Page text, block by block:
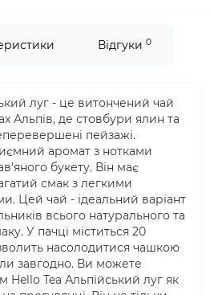
Відгуки 0
луг - це витончений чай
Альпів, де стовбури ялин та
пейзажі.
аромат з нотками
букету. Він має
смак з легкими
Цей чай - ідеальний варіант
всього натурального та
У пачці міститься 20
насолодитися чашкою
завгодно. Ви можете
Hello Tea Альпійський луг як